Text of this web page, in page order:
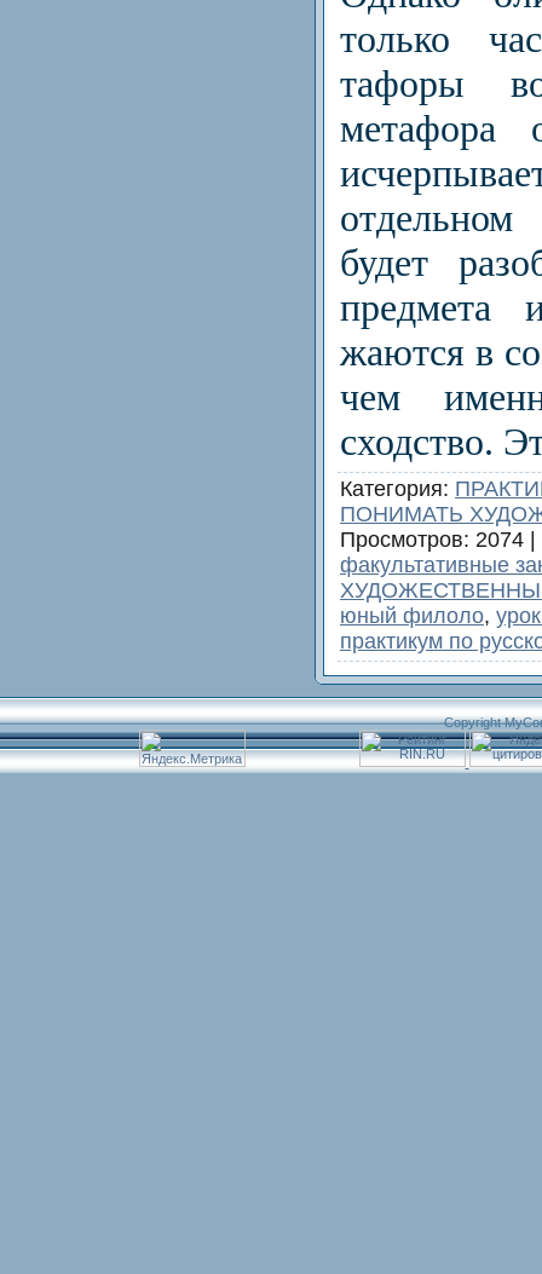
только
тафоры
метафора
будет
предмета
жаются в
чем
сходство.
Категория:
ПОНИМАТЬ
Просмотров: 2074 |
факультативные
юный филоло,
практикум по
Copyright